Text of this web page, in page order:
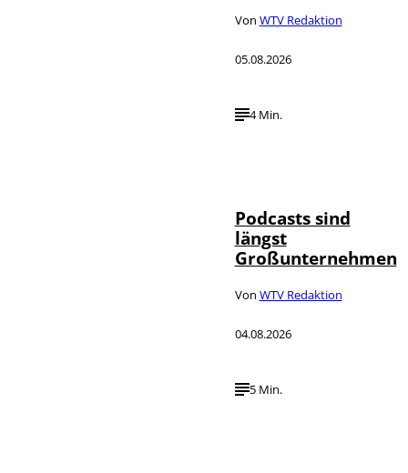
Von WTV Redaktion
05.08.2026
4 Min.
Podcasts sind
längst
Großunternehmen
Von WTV Redaktion
04.08.2026
5 Min.